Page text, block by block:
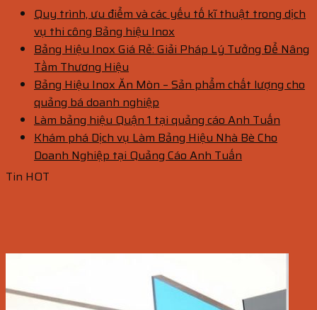
Quy trình, ưu điểm và các yếu tố kĩ thuật trong dịch
vụ thi công Bảng hiệu Inox
Bảng Hiệu Inox Giá Rẻ: Giải Pháp Lý Tưởng Để Nâng
Tầm Thương Hiệu
Bảng Hiệu Inox Ăn Mòn – Sản phẩm chất lượng cho
quảng bá doanh nghiệp
Làm bảng hiệu Quận 1 tại quảng cáo Anh Tuấn
Khám phá Dịch vụ Làm Bảng Hiệu Nhà Bè Cho
Doanh Nghiệp tại Quảng Cáo Anh Tuấn
Tin HOT